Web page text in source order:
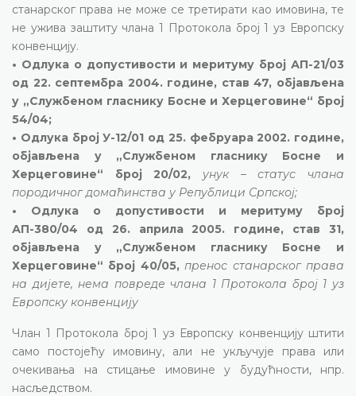
станарског права не може се третирати као имовина, те
не ужива заштиту члана 1 Протокола број 1 уз Европску
конвенцију.
• Одлука о допустивости и меритуму број АП-21/03
од 22. септембра 2004. године, став 47, објављена
у „Службеном гласнику Босне и Херцеговине“ број
54/04;
• Одлука број У-12/01 од 25. фебруара 2002. године,
објављена у „Службеном гласнику Босне и
Херцеговине“ број 20/02, унук – статус члана
породичног домаћинства у Републици Српској;
• Одлука о допустивости и меритуму број
АП-380/04 од 26. априла 2005. године, став 31,
објављена у „Службеном гласнику Босне и
Херцеговине“ број 40/05,пренос станарског права
на дијете, нема повреде члана 1 Протокола број 1 уз
Европску конвенцију
Члан 1 Протокола број 1 уз Европску конвенцију штити
само постојећу имовину, али не укључује права или
очекивања на стицање имовине у будућности, нпр.
насљедством.